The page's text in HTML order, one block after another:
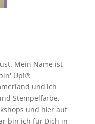
Mein Name ist
Up!®
und ich
Stempelfarbe,
und hier auf
bin ich für Dich in